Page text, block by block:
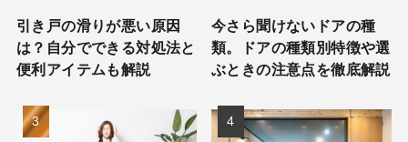
引き戸の滑りが悪い原因
は？自分でできる対処法と
便利アイテムも解説
今さら聞けないドアの種
類。ドアの種類別特徴や選
ぶときの注意点を徹底解説